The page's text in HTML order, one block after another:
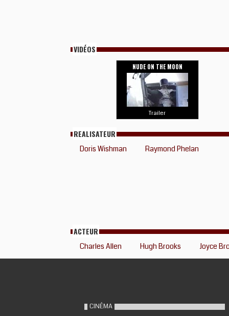
VIDÉOS
NUDE ON THE MOON
Trailer
REALISATEUR
Doris Wishman Raymond Phelan
ACTEUR
Charles Allen Hugh Brooks Joyce
CINÉMA